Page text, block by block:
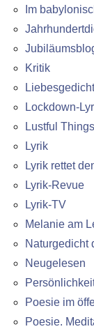
Im
Kritik
Lockdown-
Lustful
Lyrik
Lyrik rettet
Lyrik-Revue
Lyrik-TV
Melanie am
Naturgedicht
Neugelesen
Poesie im
Poesie.